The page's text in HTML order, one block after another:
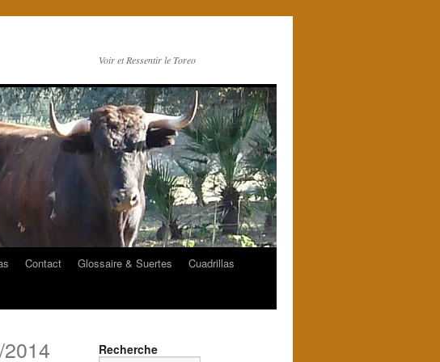
Voir et Ressentir le Toreo
Contact Glossaire & Suertes
Cuadrillas
Recherche